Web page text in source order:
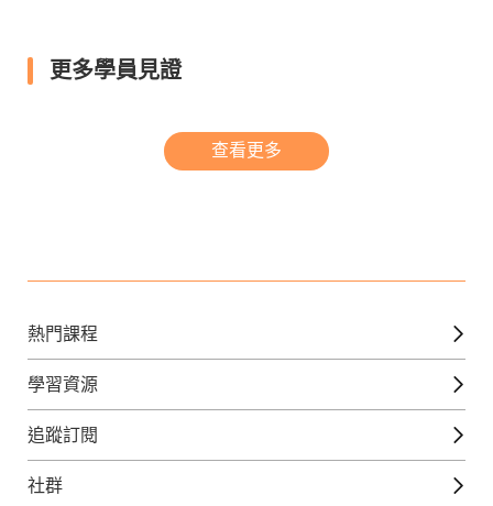
更多學員見證
查看更多
熱門課程
英文課程
日語課程
韓語課程
學習資源
免費線上檢定
外語補給站
追蹤訂閱
Gjun-就醬學外語
社群